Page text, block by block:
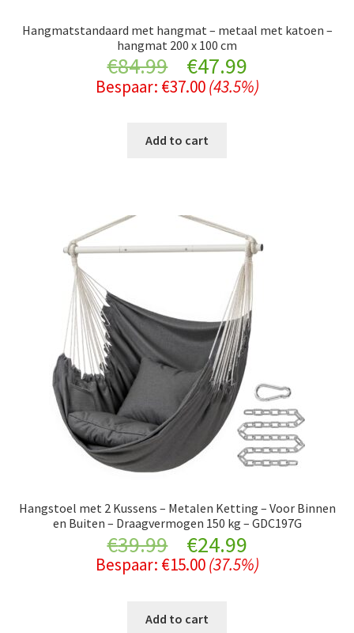
Hangmatstandaard met hangmat – metaal met katoen –
hangmat 200 x 100 cm
€84.99
Original
price
was:
€47.99Current
price
Bespaar: €37.00 (43.5%)
Add to cart
Hangstoel met 2 Kussens – Metalen Ketting – Voor Binnen
en Buiten – Draagvermogen 150 kg – GDC197G
€39.99
Original
price
was:
€24.99Current
price
Bespaar: €15.00 (37.5%)
Add to cart